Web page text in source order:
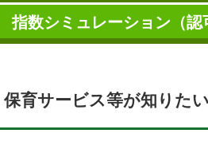
指数シミュレーション（認
育サービス等が知りたい